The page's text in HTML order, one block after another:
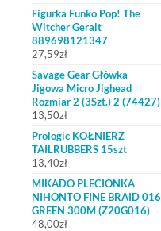
Figurka Funko Pop! The
Witcher Geralt
889698121347
27,59zł
Savage Gear Główka
Jigowa Micro Jighead
Rozmiar 2 (3Szt.) 2 (74427)
13,50zł
Prologic KOŁNIERZ
TAILRUBBERS 15szt
13,40zł
MIKADO PLECIONKA
NIHONTO FINE BRAID 016
GREEN 300M (Z20G016)
48,00zł